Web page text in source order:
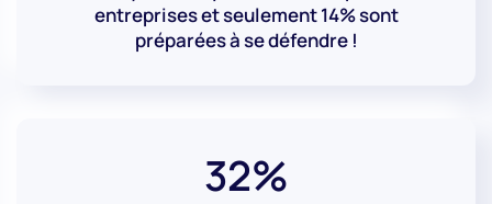
entreprises et seulement 14% sont
préparées à se défendre !
32%